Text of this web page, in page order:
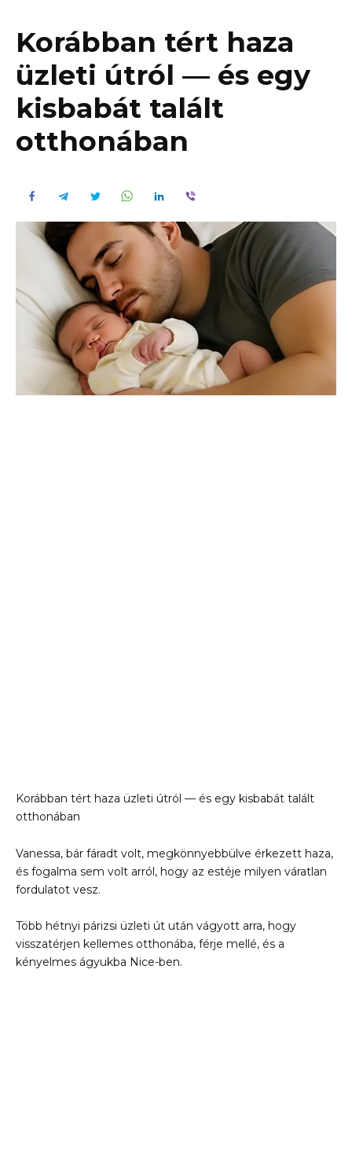
Korábban tért haza
üzleti útról — és egy
kisbabát talált
otthonában
Korábban tért haza üzleti útról — és egy kisbabát talált
otthonában
Vanessa, bár fáradt volt, megkönnyebbülve érkezett haza,
és fogalma sem volt arról, hogy az estéje milyen váratlan
fordulatot vesz.
Több hétnyi párizsi üzleti út után vágyott arra, hogy
visszatérjen kellemes otthonába, férje mellé, és a
kényelmes ágyukba Nice-ben.